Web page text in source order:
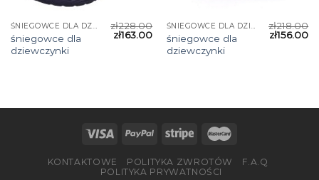
ŚNIEGOWCE DLA DZIEWCZYNKI
śniegowce dla
dziewczynki
zł228.00
zł163.00
ŚNIEGOWCE DLA DZIEWCZYNKI
śniegowce dla
dziewczynki
zł218.00
zł156.00
KONTAKTOWE POLITYKA ZWROTÓW
F.A.Q
POLITYKA PRYWATNOŚCI